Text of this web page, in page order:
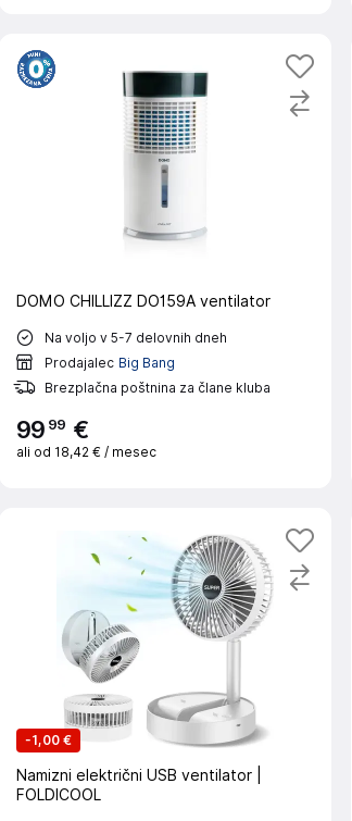
DOMO CHILLIZZ DO159A ventilator
Na voljo v 5-7 delovnih dneh
Prodajalec Big Bang
Brezplačna poštnina za člane kluba
99 99 €
ali od 18,42 € / mesec
-1,00 €
Namizni električni USB ventilator |
FOLDICOOL